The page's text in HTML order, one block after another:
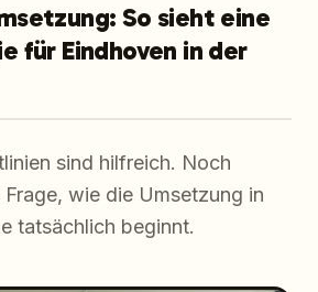
So sieht eine
für Eindhoven in der
sind hilfreich. Noch
wie die Umsetzung in
tatsächlich beginnt.